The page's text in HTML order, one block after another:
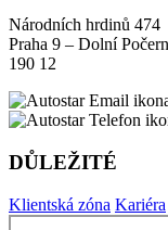
Národních hrdinů 474
Praha 9 – Dolní
190 12
DŮLEŽITÉ
Klientská zóna Kariéra